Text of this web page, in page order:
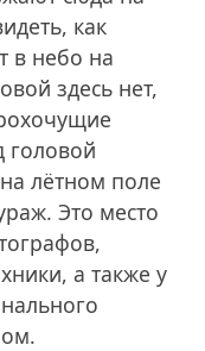
как
в небо на
здесь нет,
головой
лётном поле
Это место
а также у